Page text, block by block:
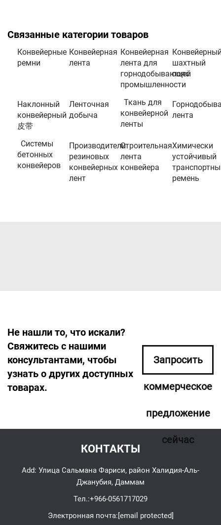
Связанные категории товаров
Конвейерные
ремни
Конвейерная
лента
Конвейерная
лента для
горнодобывающей
промышленности
шахтный
пояс
Наклонный
конвейерный
皮带
Ленточная
добыча
Ткань для
конвейерной
ленты
лента
Системы
бетонных
конвейеров
Производители
резиновых
конвейерных
лент
Строительная
лента
конвейера
Химически
устойчивый
ремень
Не нашли то, что искали?
Свяжитесь с нашими
консультантами, чтобы
узнать о других доступных
товарах.
Запросить
коммерческое
предложение
сейчас
КОНТАКТЫ
Add: Улица Сальмана Фариси, район Халидия-Аль-
Джанубия, Даммам
Тел.:+966-0561717029
Электронная почта:[email protected]